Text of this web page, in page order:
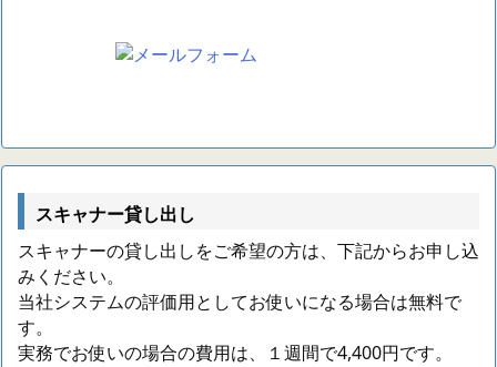
スキャナー貸し出し
スキャナーの貸し出しをご希望の方は、下記からお申し込
みください。
当社システムの評価用としてお使いになる場合は無料で
す。
実務でお使いの場合の費用は、１週間で4,400円です。